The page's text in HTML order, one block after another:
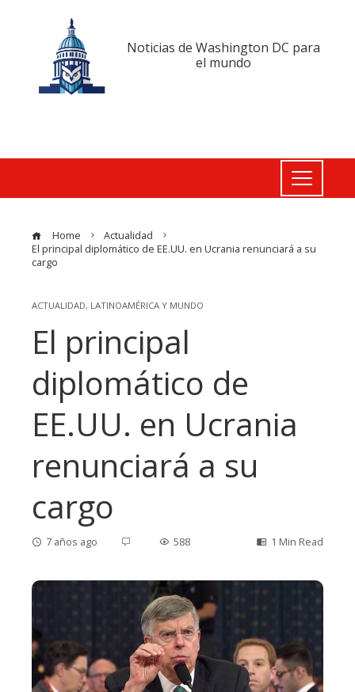
Noticias de Washington DC para
el mundo
Home
Actualidad
El principal diplomático de EE.UU. en Ucrania renunciará a su
cargo
ACTUALIDAD, LATINOAMÉRICA Y MUNDO
El principal
diplomático de
EE.UU. en Ucrania
renunciará a su
cargo
7 años ago 588 1 Min Read